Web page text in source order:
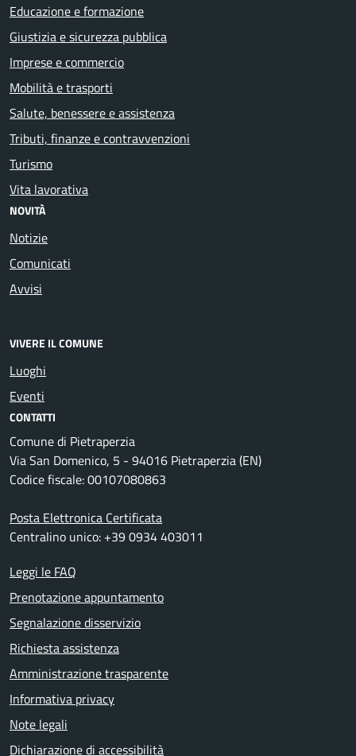
Educazione e formazione
Giustizia e sicurezza pubblica
Imprese e commercio
Mobilità e trasporti
Salute, benessere e assistenza
Tributi, finanze e contravvenzioni
Turismo
Vita lavorativa
NOVITÀ
Notizie
Comunicati
Avvisi
VIVERE IL COMUNE
Luoghi
Eventi
CONTATTI
Comune di Pietraperzia
Via San Domenico, 5 - 94016 Pietraperzia (EN)
Codice fiscale: 00107080863
Posta Elettronica Certificata
Centralino unico: +39 0934 403011
Leggi le FAQ
Prenotazione appuntamento
Segnalazione disservizio
Richiesta assistenza
Amministrazione trasparente
Informativa privacy
Note legali
Dichiarazione di accessibilità